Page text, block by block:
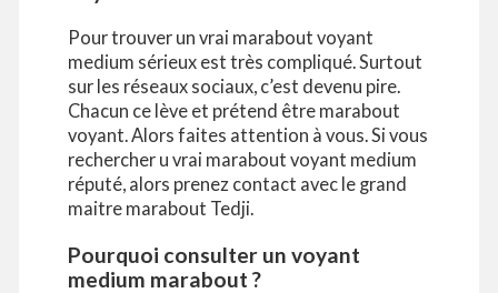
Pour trouver un vrai marabout voyant
medium sérieux est très compliqué. Surtout
sur les réseaux sociaux, c’est devenu pire.
Chacun ce lève et prétend être marabout
voyant. Alors faites attention à vous. Si vous
rechercher u vrai marabout voyant medium
réputé, alors prenez contact avec le grand
maitre marabout Tedji.
Pourquoi consulter un voyant
medium marabout ?